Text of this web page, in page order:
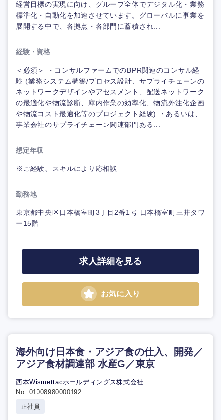
経営目標の実現に向け、グループ全体でデジタル化・業務
標準化・自動化を加速させています。グローバルに事業を
展開する中で、各拠点・各部門に蓄積され...
経験・資格
＜必須＞ ・コンサルファームでのBPR関連のコンサル経
験 (業務システム構築/プロセス設計、サプライチェーンの
ネットワークデザインやアセスメント、配送ネットワーク
の最適化や物流診断、庫内作業の効率化、物流外注化企画
や物流コスト最適化等のプロジェクト経験) ・あるいは、
事業会社のサプライチェーン関連部門ある...
想定年収
※ご経験、スキルにより応相談
勤務地
東京都中央区日本橋室町3丁目2番1号 日本橋室町三井タワ
ー15階
求人詳細を見る
お気に入り
海外向け日本食・アジア食の仕入、開発／
アジア食材調達部 水産G／東京
西本Wismettacホールディングス株式会社
No. 01008980000192
正社員